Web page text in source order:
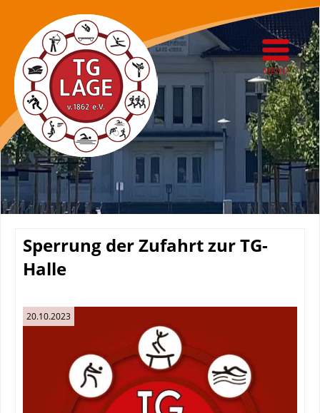
MENÜ
Sperrung der Zufahrt zur TG-
Halle
20.10.2023